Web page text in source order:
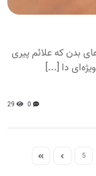
بدن که علائم پیری
دا [...]
0
29
5